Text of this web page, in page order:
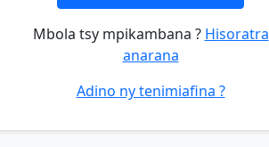
Mbola tsy mpikambana ? Hisoratra
anarana
Adino ny tenimiafina ?